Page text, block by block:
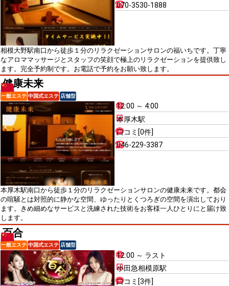
070-3530-1888
相模大野駅南口から徒歩１分のリラクゼーションサロンの福いちです。丁寧
なアロママッサージとスタッフの笑顔で極上のリラクゼーションを提供致し
ます。完全予約制です。お電話で予約をお願い致します。
健康未来
一般エステ 中国式エステ 店舗型
12:00 ～ 4:00
本厚木駅
口コミ[0件]
046-229-3387
本厚木駅南口から徒歩１分のリラクゼーションサロンの健康未来です。都会
の喧騒とは対照的に静かな空間、ゆったりとくつろぎの空間を演出しており
ます。きめ細めなサービスと洗練された技術をお客様一人ひとりにと届け致
します。
百合
一般エステ 中国式エステ 店舗型
12:00 ～ ラスト
小田急相模原駅
口コミ[3件]